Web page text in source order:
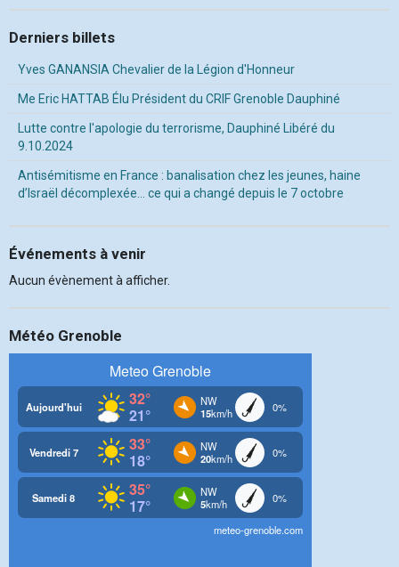
Derniers billets
Yves GANANSIA Chevalier de la Légion d'Honneur
Me Eric HATTAB Élu Président du CRIF Grenoble Dauphiné
Lutte contre l'apologie du terrorisme, Dauphiné Libéré du
9.10.2024
Antisémitisme en France : banalisation chez les jeunes, haine
d’Israël décomplexée… ce qui a changé depuis le 7 octobre
Événements à venir
Aucun évènement à afficher.
Météo Grenoble